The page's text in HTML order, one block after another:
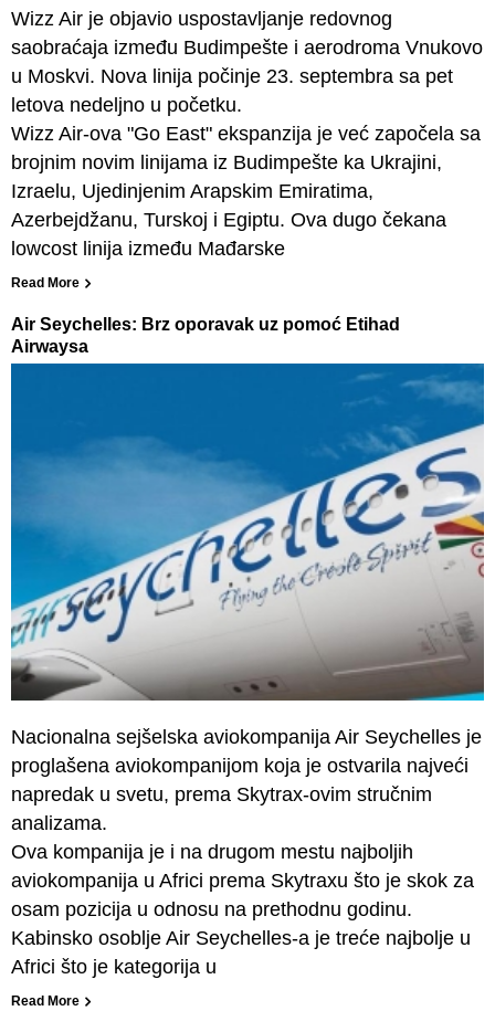
Wizz Air je objavio uspostavljanje redovnog
saobraćaja između Budimpešte i aerodroma Vnukovo
u Moskvi. Nova linija počinje 23. septembra sa pet
letova nedeljno u početku.
Wizz Air-ova "Go East" ekspanzija je već započela sa
brojnim novim linijama iz Budimpešte ka Ukrajini,
Izraelu, Ujedinjenim Arapskim Emiratima,
Azerbejdžanu, Turskoj i Egiptu. Ova dugo čekana
lowcost linija između Mađarske
Read More
Air Seychelles: Brz oporavak uz pomoć Etihad
Airwaysa
Nacionalna sejšelska aviokompanija Air Seychelles je
proglašena aviokompanijom koja je ostvarila najveći
napredak u svetu, prema Skytrax-ovim stručnim
analizama.
Ova kompanija je i na drugom mestu najboljih
aviokompanija u Africi prema Skytraxu što je skok za
osam pozicija u odnosu na prethodnu godinu.
Kabinsko osoblje Air Seychelles-a je treće najbolje u
Africi što je kategorija u
Read More